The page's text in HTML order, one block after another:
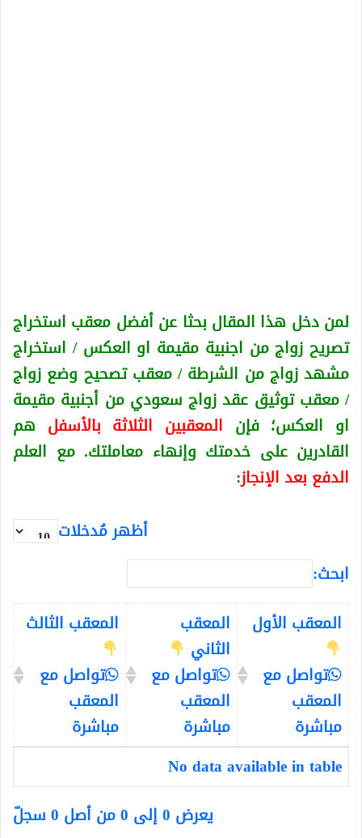
لمن دخل هذا المقال بحثا عن أفضل معقب استخراج
تصريح زواج من اجنبية مقيمة او العكس/ استخراج
مشهد زواج من الشرطة / معقب تصحيح وضع زواج
/ معقب توثيق عقد زواج سعودي من أجنبية مقيمة
او العكس؛ فإن المعقبين الثلاثة بالأسفل هم
القادرين على خدمتك وإنهاء معاملتك. مع العلم
الدفع بعد الإنجاز:
أظهر مُدخلات
ابحث:
المعقب الأول
تواصل مع
المعقب
مباشرة
المعقب
الثاني
تواصل مع
المعقب
مباشرة
المعقب الثالث
تواصل مع
المعقب
مباشرة
No data available in table
يعرض 0 إلى 0 من أصل 0 سجلّ